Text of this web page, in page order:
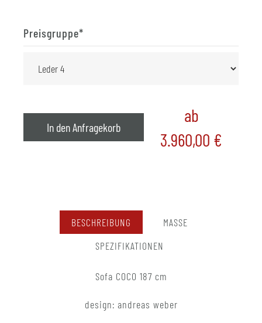
Preisgruppe*
In den Anfragekorb
ab
3.960,00 €
BESCHREIBUNG
MASSE
SPEZIFIKATIONEN
Sofa COCO 187 cm
design: andreas weber